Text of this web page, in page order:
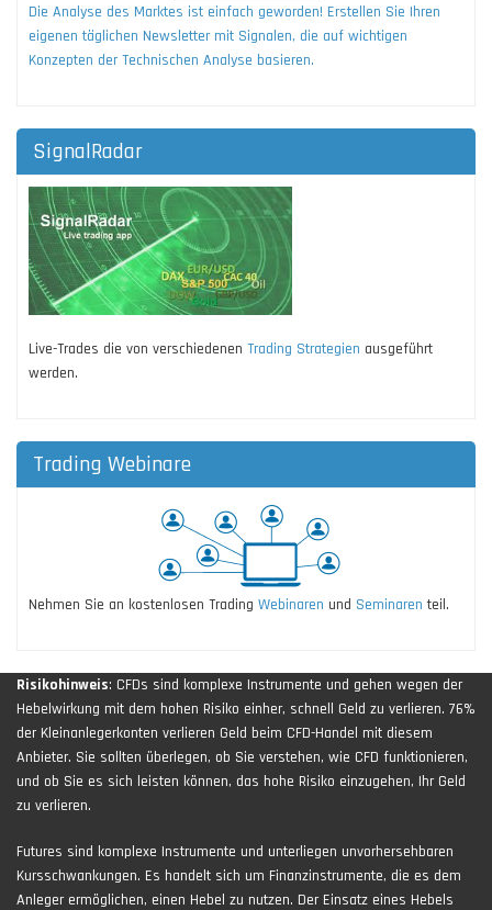
Die Analyse des Marktes ist einfach geworden! Erstellen Sie Ihren
eigenen täglichen Newsletter mit Signalen, die auf wichtigen
Konzepten der Technischen Analyse basieren.
SignalRadar
Live-Trades die von verschiedenen Trading Strategien ausgeführt
werden.
Trading Webinare
Nehmen Sie an kostenlosen Trading Webinaren und Seminaren teil.
Risikohinweis: CFDs sind komplexe Instrumente und gehen wegen der
Hebelwirkung mit dem hohen Risiko einher, schnell Geld zu verlieren. 76%
der Kleinanlegerkonten verlieren Geld beim CFD-Handel mit diesem
Anbieter. Sie sollten überlegen, ob Sie verstehen, wie CFD funktionieren,
und ob Sie es sich leisten können, das hohe Risiko einzugehen, Ihr Geld
zu verlieren.
Futures sind komplexe Instrumente und unterliegen unvorhersehbaren
Kursschwankungen. Es handelt sich um Finanzinstrumente, die es dem
Anleger ermöglichen, einen Hebel zu nutzen. Der Einsatz eines Hebels